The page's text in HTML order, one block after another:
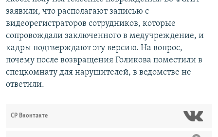
заявили, что располагают записью с
видеорегистраторов сотрудников, которые
сопровождали заключенного в медучреждение, и
кадры подтверждают эту версию. На вопрос,
почему после возвращения Голикова поместили в
спецкомнату для нарушителей, в ведомстве не
ответили.
СР Вконтакте